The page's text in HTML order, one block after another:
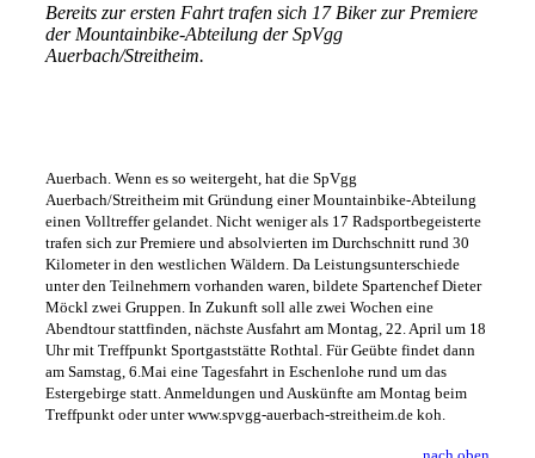
Bereits zur ersten Fahrt trafen sich 17 Biker zur Premiere
der Mountainbike-Abteilung der SpVgg
Auerbach/Streitheim.
Auerbach. Wenn es so weitergeht, hat die SpVgg
Auerbach/Streitheim mit Gründung einer Mountainbike-Abteilung
einen Volltreffer gelandet. Nicht weniger als 17 Radsportbegeisterte
trafen sich zur Premiere und absolvierten im Durchschnitt rund 30
Kilometer in den westlichen Wäldern. Da Leistungsunterschiede
unter den Teilnehmern vorhanden waren, bildete Spartenchef Dieter
Möckl zwei Gruppen. In Zukunft soll alle zwei Wochen eine
Abendtour stattfinden, nächste Ausfahrt am Montag, 22. April um 18
Uhr mit Treffpunkt Sportgaststätte Rothtal. Für Geübte findet dann
am Samstag, 6.Mai eine Tagesfahrt in Eschenlohe rund um das
Estergebirge statt. Anmeldungen und Auskünfte am Montag beim
Treffpunkt oder unter www.spvgg-auerbach-streitheim.de koh.